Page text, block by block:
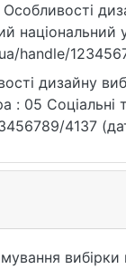
національний
handle/
дизайну
: 05
4137